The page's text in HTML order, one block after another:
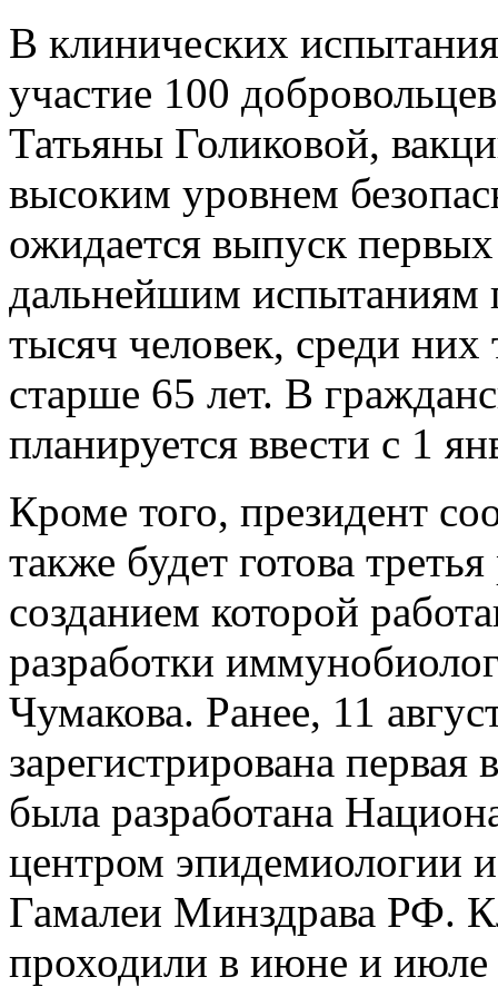
В клинических
участие 100
Татьяны Голиковой,
высоким уровнем
ожидается выпуск
дальнейшим испытаниям
тысяч человек, среди
старше 65 лет. В
планируется ввести с 1
Кроме того, президент
также будет готова
созданием которой
разработки
Чумакова. Ранее, 11
зарегистрирована
была разработана
центром эпидемиологии
Гамалеи Минздрава РФ.
проходили в июне и июле